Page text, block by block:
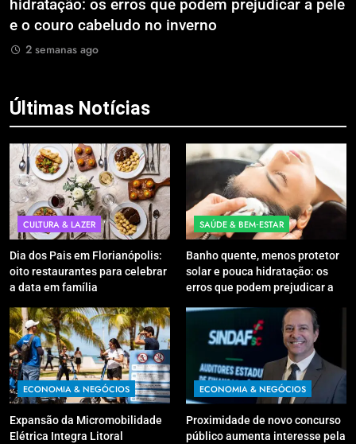
Litoral Catarinense com Sistema de Patinetes
Compartilhados
2 semanas ago
Últimas Notícias
CULTURA & LAZER
Dia dos Pais em Florianópolis:
oito restaurantes para celebrar
a data em família
SAÚDE & BEM‑ESTAR
Banho quente, menos protetor
solar e pouca hidratação: os
erros que podem prejudicar a
ECONOMIA & NEGÓCIOS
Expansão da Micromobilidade
Elétrica Integra Litoral
ECONOMIA & NEGÓCIOS
Proximidade de novo concurso
público aumenta interesse pela